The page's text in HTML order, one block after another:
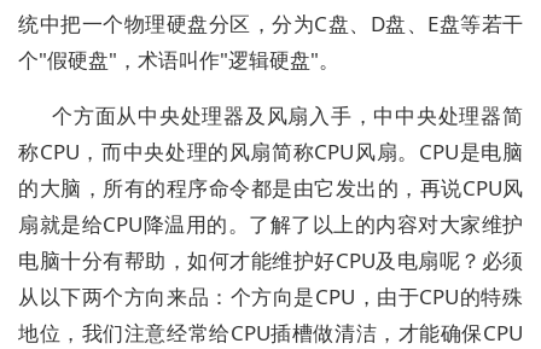
统中把一个物理硬盘分区，分为C盘、D盘、E盘等若干
个"假硬盘"，术语叫作"逻辑硬盘"。
个方面从中央处理器及风扇入手，中中央处理器简
称CPU，而中央处理的风扇简称CPU风扇。CPU是电脑
的大脑，所有的程序命令都是由它发出的，再说CPU风
扇就是给CPU降温用的。了解了以上的内容对大家维护
电脑十分有帮助，如何才能维护好CPU及电扇呢？必须
从以下两个方向来品：个方向是CPU，由于CPU的特殊
地位，我们注意经常给CPU插槽做清洁，才能确保CPU